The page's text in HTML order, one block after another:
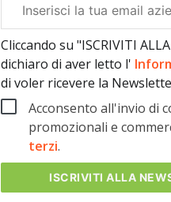
aziendale
Cliccando su "ISCRIVITI
dichiaro di aver letto l'
di voler ricevere la
Acconsento all'invio di
promozionali e
terzi.
ISCRIVITIALLA